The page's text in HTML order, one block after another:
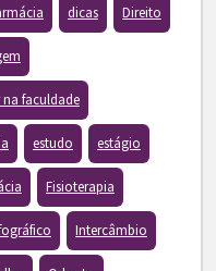
dicas Direito
faculdade
estudo estágio
Fisioterapia
Intercâmbio